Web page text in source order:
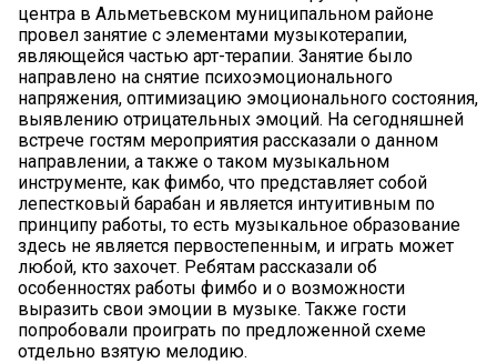
центра в Альметьевском муниципальном районе
провел занятие с элементами музыкотерапии,
являющейся частью арт-терапии. Занятие было
направлено на снятие психоэмоционального
напряжения, оптимизацию эмоционального состояния,
выявлению отрицательных эмоций. На сегодняшней
встрече гостям мероприятия рассказали о данном
направлении, а также о таком музыкальном
инструменте, как фимбо, что представляет собой
лепестковый барабан и является интуитивным по
принципу работы, то есть музыкальное образование
здесь не является первостепенным, и играть может
любой, кто захочет. Ребятам рассказали об
особенностях работы фимбо и о возможности
выразить свои эмоции в музыке. Также гости
попробовали проиграть по предложенной схеме
отдельно взятую мелодию.